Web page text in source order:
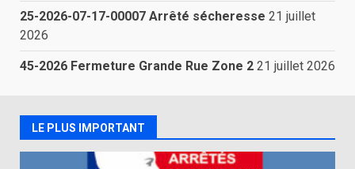
25-2026-07-17-00007 Arrêté sécheresse 21 juillet
2026
45-2026 Fermeture Grande Rue Zone 2 21 juillet 2026
LE PLUS IMPORTANT